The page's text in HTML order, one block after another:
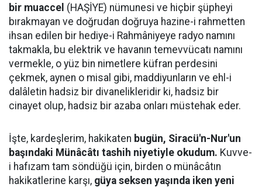
bir muaccel (HAŞİYE) nümunesi ve hiçbir şüpheyi
bırakmayan ve doğrudan doğruya hazine-i rahmetten
ihsan edilen bir hediye-i Rahmâniyeye radyo namını
takmakla, bu elektrik ve havanın temevvücatı namını
vermekle, o yüz bin nimetlere küfran perdesini
çekmek, aynen o misal gibi, maddiyunların ve ehl-i
dalâletin hadsiz bir divanelikleridir ki, hadsiz bir
cinayet olup, hadsiz bir azaba onları müstehak eder.
İşte, kardeşlerim, hakikaten bugün, Siracü'n-Nur'un
başındaki Münâcâtı tashih niyetiyle okudum. Kuvve-
i hafızam tam söndüğü için, birden o münâcâtın
hakikatlerine karşı, güya seksen yaşında iken yeni